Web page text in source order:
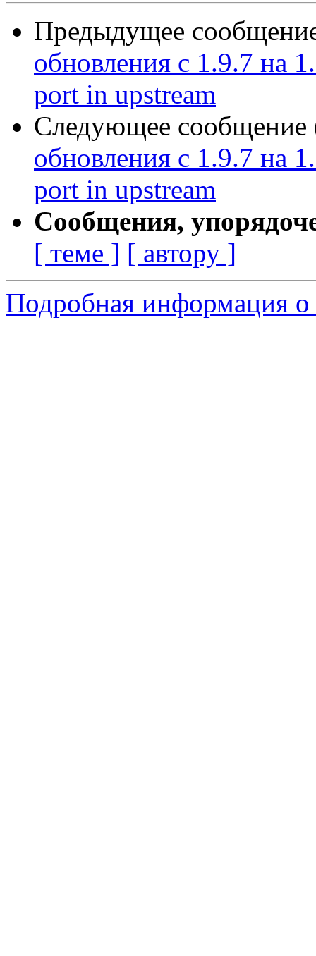
Предыдущее
обновления с 1.9.7 на
port in upstream
Следующее сообщение
обновления с 1.9.7 на
port in upstream
Сообщения,
[ теме ] [ автору ]
Подробная информация